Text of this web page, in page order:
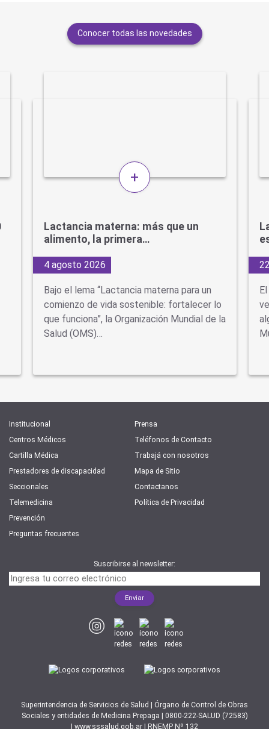
Conocer todas las novedades
+
Lactancia materna: más que un
alimento, la primera…
4 agosto 2026
Bajo el lema “Lactancia materna para un
comienzo de vida sostenible: fortalecer lo
que funciona”, la Organización Mundial de la
Salud (OMS)…
Institucional
Centros Médicos
Cartilla Médica
Prestadores de discapacidad
Seccionales
Telemedicina
Prevención
Preguntas frecuentes
Prensa
Teléfonos de Contacto
Trabajá con nosotros
Mapa de Sitio
Contactanos
Política de Privacidad
Suscribirse al newsletter:
Superintendencia de Servicios de Salud | Órgano de Control de Obras
Sociales y entidades de Medicina Prepaga | 0800-222-SALUD (72583)
| www.sssalud.gob.ar | RNEMP Nº 132